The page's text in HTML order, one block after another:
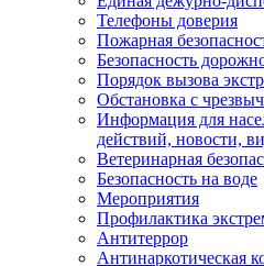
Телефоны доверия
Пожарная
Безопасность
Порядок вызова
Обстановка с
Информация для
действий, новости,
Ветеринарная
Безопасность на воде
Мероприятия
Профилактика
Антитеррор
Антинаркотическая